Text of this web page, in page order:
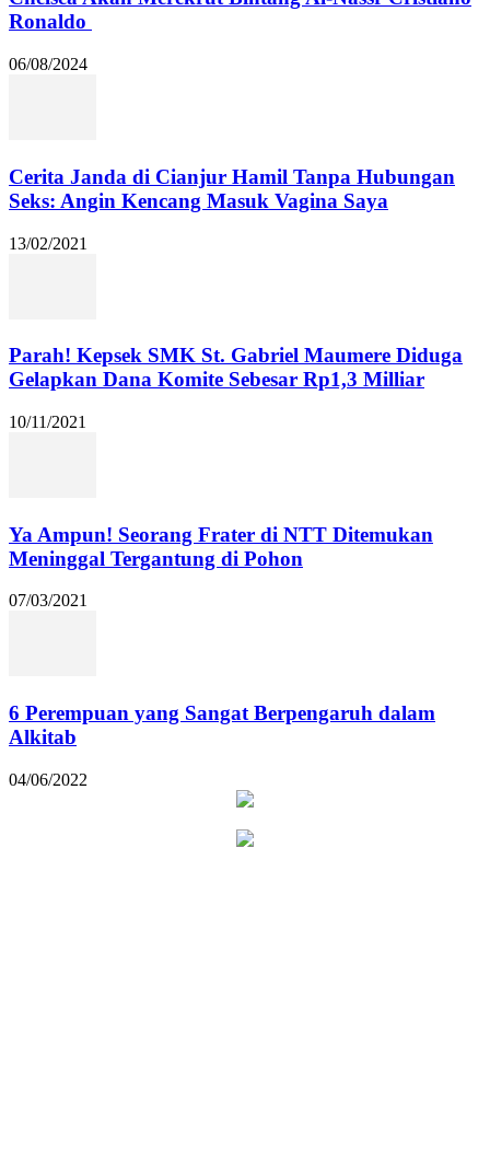
Ronaldo
06/08/2024
Cerita Janda di Cianjur Hamil Tanpa Hubungan
Seks: Angin Kencang Masuk Vagina Saya
13/02/2021
Parah! Kepsek SMK St. Gabriel Maumere Diduga
Gelapkan Dana Komite Sebesar Rp1,3 Milliar
10/11/2021
Ya Ampun! Seorang Frater di NTT Ditemukan
Meninggal Tergantung di Pohon
07/03/2021
6 Perempuan yang Sangat Berpengaruh dalam
Alkitab
04/06/2022